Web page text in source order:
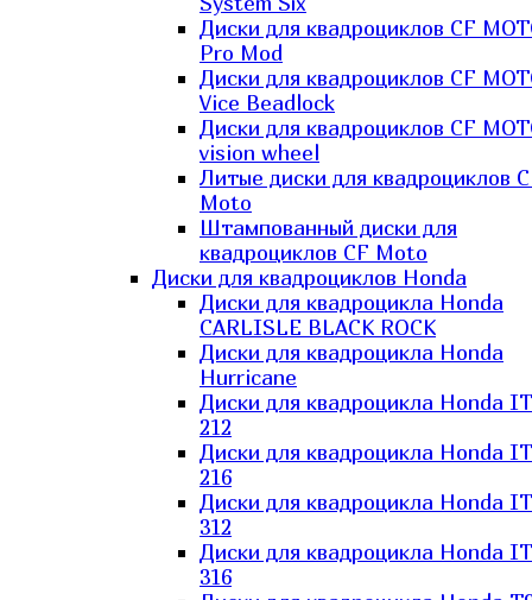
Диски для квадроциклов CF
Pro Mod
Диски для квадроциклов CF
Vice Beadlock
Диски для квадроциклов CF
vision wheel
Литые диски для квадроциклов
Moto
Штампованный диски для
квадроциклов CF Moto
Диски для квадроциклов Honda
Диски для квадроцикла Honda
CARLISLE BLACK ROCK
Диски для квадроцикла Honda
Hurricane
Диски для квадроцикла Honda
212
Диски для квадроцикла Honda
216
Диски для квадроцикла Honda
312
Диски для квадроцикла Honda
316